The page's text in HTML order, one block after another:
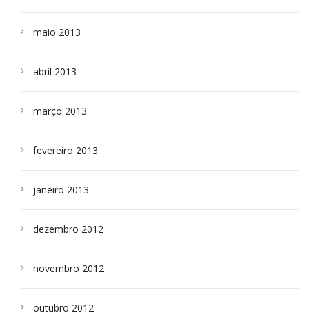
maio 2013
abril 2013
março 2013
fevereiro 2013
janeiro 2013
dezembro 2012
novembro 2012
outubro 2012